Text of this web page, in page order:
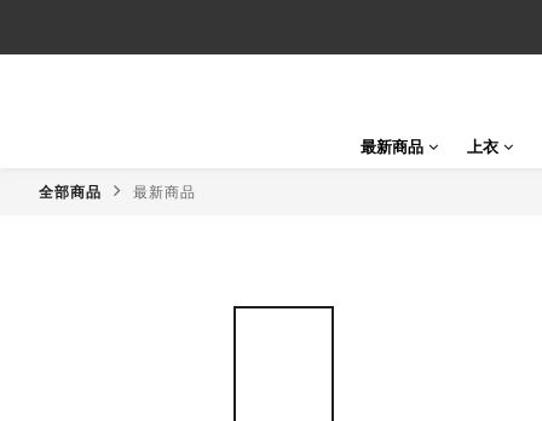
最新商品 上衣
全部商品 最新商品